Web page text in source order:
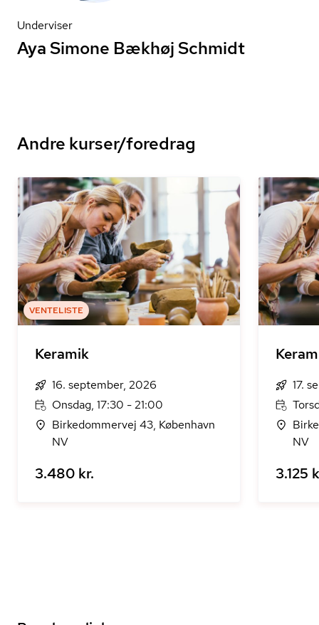
Underviser
Aya Simone Bækhøj Schmidt
Andre kurser/foredrag
VENTELISTE
Keramik
16. september, 2026
Onsdag, 17:30 - 21:00
Birkedommervej 43, København
NV
3.480 kr.
17.
NV
3.125